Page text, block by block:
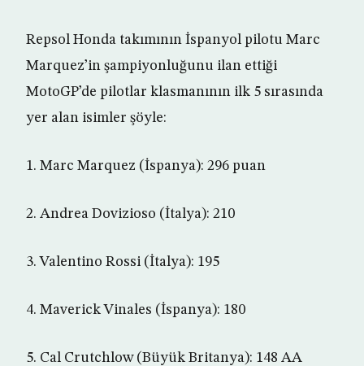
Repsol Honda takımının İspanyol pilotu Marc
Marquez’in şampiyonluğunu ilan ettiği
MotoGP’de pilotlar klasmanının ilk 5 sırasında
yer alan isimler şöyle:
1. Marc Marquez (İspanya): 296 puan
2. Andrea Dovizioso (İtalya): 210
3. Valentino Rossi (İtalya): 195
4. Maverick Vinales (İspanya): 180
5. Cal Crutchlow (Büyük Britanya): 148 AA